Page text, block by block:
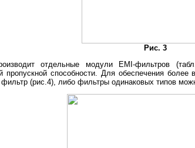
Рис. 3
отдельные модули EMI-фильтров
пропускной способности. Для обеспечения
фильтр (рис.4), либо фильтры одинаковых типов